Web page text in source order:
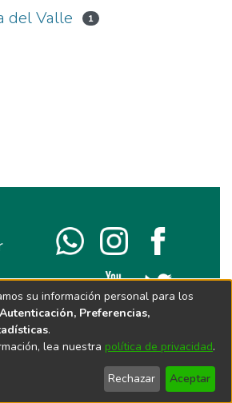
del Valle 1
su información personal para los
Autenticación, Preferencias,
.
lea nuestra política de privacidad.
Rechazar Aceptar